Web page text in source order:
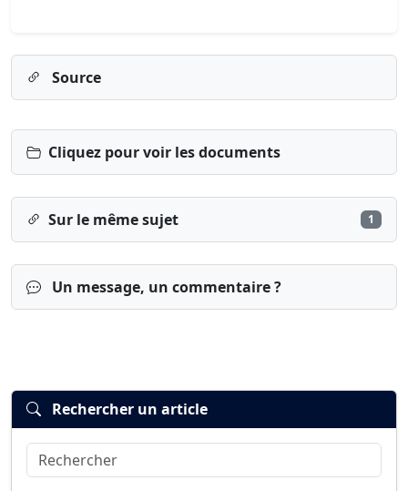
Source
Cliquez pour voir les documents
Sur le même sujet 1
Un message, un commentaire ?
Connexion
Rechercher un article
Rechercher